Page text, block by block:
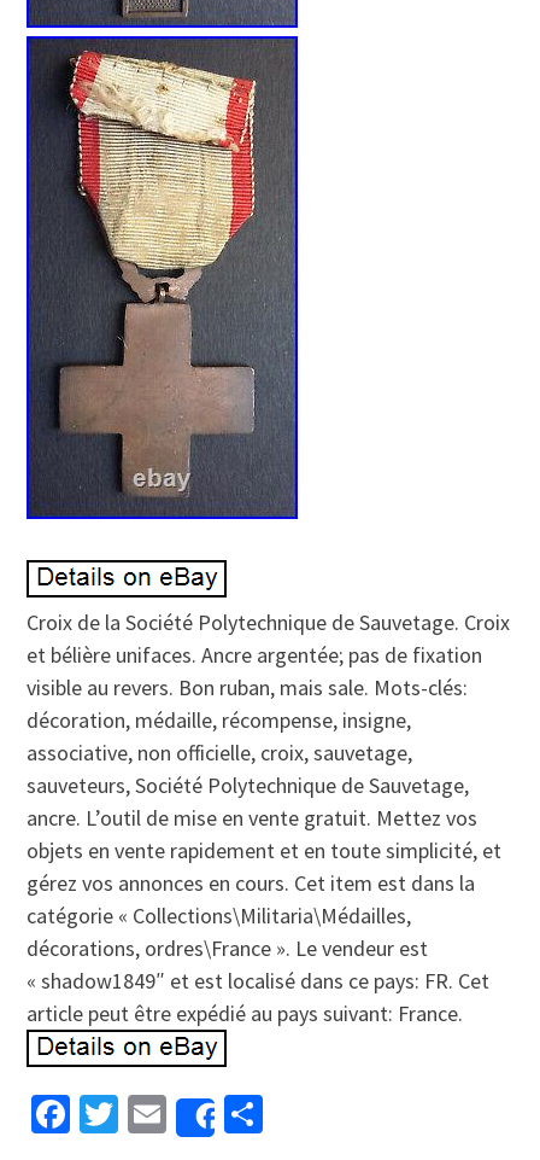
Croix de la Société Polytechnique de Sauvetage. Croix
et bélière unifaces. Ancre argentée; pas de fixation
visible au revers. Bon ruban, mais sale. Mots-clés:
décoration, médaille, récompense, insigne,
associative, non officielle, croix, sauvetage,
sauveteurs, Société Polytechnique de Sauvetage,
ancre. L’outil de mise en vente gratuit. Mettez vos
objets en vente rapidement et en toute simplicité, et
gérez vos annonces en cours. Cet item est dans la
catégorie « Collections\Militaria\Médailles,
décorations, ordres\France ». Le vendeur est
« shadow1849″ et est localisé dans ce pays: FR. Cet
article peut être expédié au pays suivant: France.
Facebook
Twitter
EmailShare